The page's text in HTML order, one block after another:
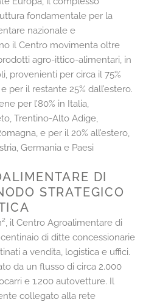
fondamentale per la
nazionale e
il Centro movimenta oltre
agro-ittico-alimentari, in
provenienti per circa il 75%
per il restante 25% dall’estero.
per l’80% in Italia,
Trentino-Alto Adige,
e per il 20% all’estero,
Germania e Paesi
DI
STRATEGICO
il Centro Agroalimentare di
di ditte concessionarie
a vendita, logistica e uffici.
da un flusso di circa 2.000
e 1.200 autovetture. Il
collegato alla rete